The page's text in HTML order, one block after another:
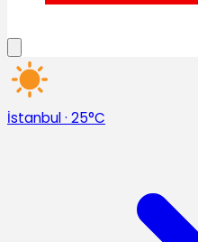
İstanbul· 25°C